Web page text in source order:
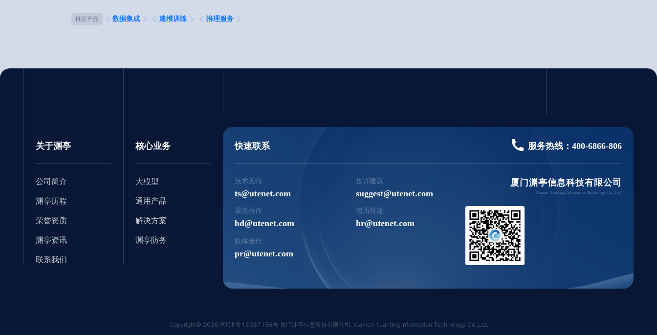
推荐产品 数据集成 建模训练 推理服务
关于渊亭
公司简介
渊亭历程
荣誉资质
渊亭资讯
联系我们
核心业务
大模型
通用产品
解决方案
渊亭防务
快速联系 服务热线： 400-6866-806
技术支持
ts@utenet.com
投诉建议
suggest@utenet.com
渠道合作
bd@utenet.com
简历投递
hr@utenet.com
媒体合作
pr@utenet.com
厦门渊亭信息科技有限公司
Xiamen Yuanting Information Technology Co.,Ltd.
Copyright© 2026 闽ICP备15087156号 厦门渊亭信息科技有限公司. Xiamen Yuanting Information Technology Co.,Ltd.